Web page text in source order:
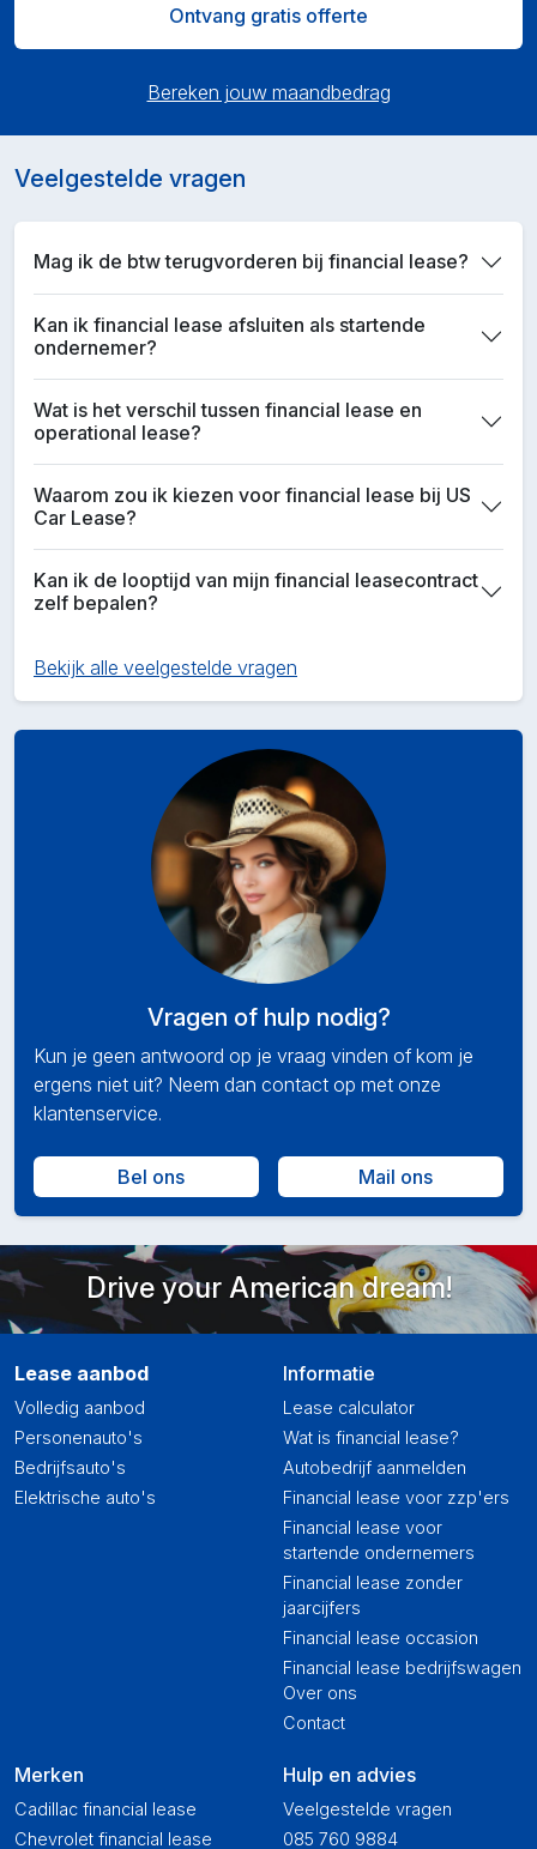
Ontvang gratis offerte
Bereken jouw maandbedrag
Veelgestelde vragen
Mag ik de btw terugvorderen bij financial lease?
Kan ik financial lease afsluiten als startende
ondernemer?
Wat is het verschil tussen financial lease en
operational lease?
Waarom zou ik kiezen voor financial lease bij US
Car Lease?
Kan ik de looptijd van mijn financial leasecontract
zelf bepalen?
Bekijk alle veelgestelde vragen
Vragen of hulp nodig?
Kun je geen antwoord op je vraag vinden of kom je
ergens niet uit? Neem dan contact op met onze
klantenservice.
Bel ons Mail ons
Drive your American dream!
Lease aanbod
Volledig aanbod
Personenauto's
Bedrijfsauto's
Elektrische auto's
Merken
Cadillac financial lease
Chevrolet financial lease
Informatie
Lease calculator
Wat is financial lease?
Autobedrijf aanmelden
Financial lease voor zzp'ers
Financial lease voor
startende ondernemers
Financial lease zonder
jaarcijfers
Financial lease occasion
Financial lease bedrijfswagen
Over ons
Contact
Hulp en advies
Veelgestelde vragen
085 760 9884